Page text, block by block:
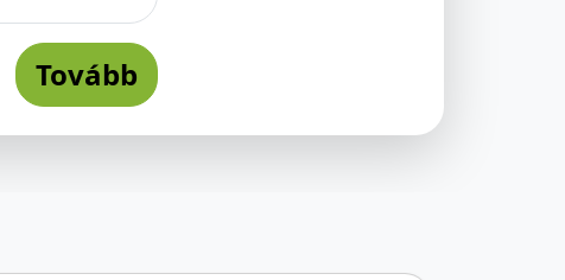
Tovább